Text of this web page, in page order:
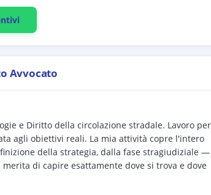
Avvocato
e Diritto della circolazione stradale. Lavoro per
agli obiettivi reali. La mia attività copre l'intero
della strategia, dalla fase stragiudiziale —
di capire esattamente dove si trova e dove